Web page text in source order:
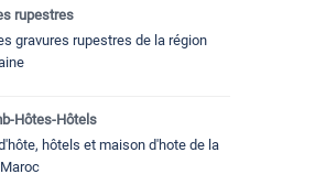
rupestres
gravures rupestres de la région
Hôtes-Hôtels
hôtels et maison d'hote de la